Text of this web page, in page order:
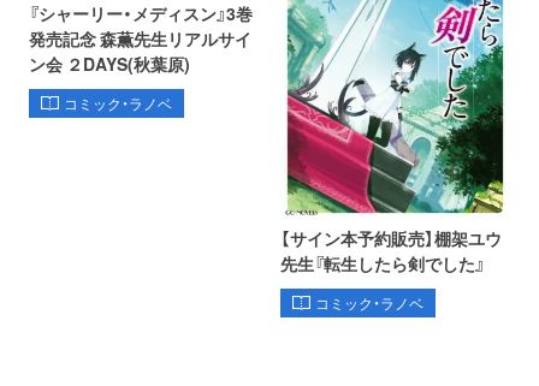
『シャーリー・メディスン』3巻
発売記念 森薫先生リアルサイ
ン会 ２DAYS(秋葉原)
コミック・ラノベ
【サイン本予約販売】棚架ユウ
先生『転生したら剣でした』
コミック・ラノベ